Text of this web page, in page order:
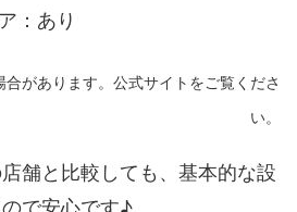
：あり
があります。公式サイトをご覧くださ
い。
舗と比較しても、基本的な設
で安心です♪